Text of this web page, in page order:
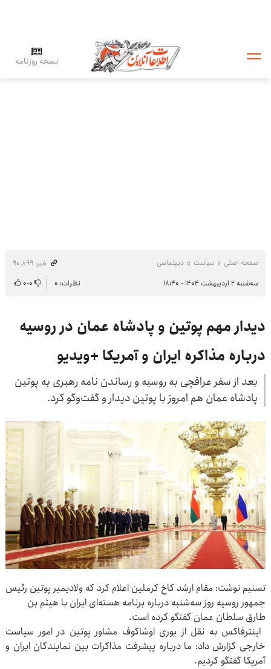
نسخه روزنامه
صفحه اصلی سیاست دیپلماسی
خبر: ۹۰٬۸۹۹
سه‌شنبه ۲ اردیبهشت ۱۴۰۴ - ۱۸:۴۰
نظرات: ۰ ۰-۰
دیدار مهم پوتین و پادشاه عمان در روسیه
درباره مذاکره ایران و آمریکا +ویدیو
بعد از سفر عراقچی به روسیه و رساندن نامه رهبری به پوتین
پادشاه عمان هم امروز با پوتین دیدار و گفت‌وگو کرد.
تسنیم نوشت: مقام ارشد کاخ کرملین اعلام کرد که ولادیمیر پوتین رئیس
جمهور روسیه روز سه‌شنبه درباره برنامه هسته‌ای ایران با هیثم بن
طارق سلطان عمان گفتگو کرده است.
اینترفاکس به نقل از یوری اوشاکوف مشاور پوتین در امور سیاست
خارجی گزارش داد: ما درباره پیشرفت مذاکرات بین نمایندگان ایران و
آمریکا گفتگو کردیم.